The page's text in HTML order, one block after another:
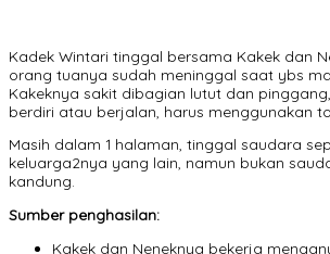
Kadek Wintari tinggal bersama Kakek dan
orang tuanya sudah meninggal saat ybs
Kakeknya sakit dibagian lutut dan
berdiri atau berjalan, harus menggunakan
Masih dalam 1 halaman, tinggal saudara
keluarga2nya yang lain, namun bukan
kandung.
Sumber penghasilan:
Kakek dan Neneknya bekerja